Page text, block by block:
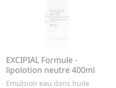
EXCIPIAL Formule -
lipolotion neutre 400ml
Emulsion eau dans huile